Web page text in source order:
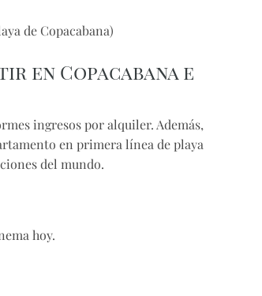
de Copacabana)
en Copacabana e
ingresos por alquiler. Además,
en primera línea de playa
del mundo.
hoy.